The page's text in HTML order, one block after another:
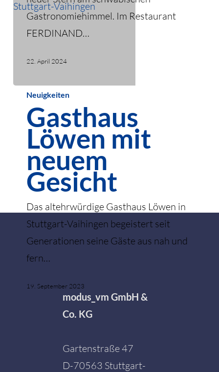
Gastronomiehimmel. Im Restaurant
FERDINAND…
22. April 2024
Gasthaus
Löwen
neuem
Gesicht
Neuigkeiten
Gasthaus
Löwen mit
neuem
Gesicht
Das altehrwürdige Gasthaus Löwen in
Stuttgart-Vaihingen begeistert seit
Generationen seine Gäste aus nah und
fern…
19. September 2023
modus_vm GmbH &
Co. KG
Gartenstraße 47
D-70563 Stuttgart-